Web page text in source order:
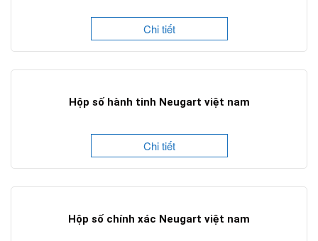
Chi tiết
Hộp số hành tinh Neugart việt nam
Chi tiết
Hộp số chính xác Neugart việt nam